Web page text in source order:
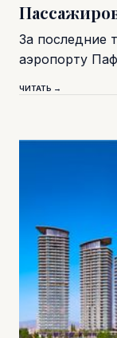
За последние
аэропорту
ЧИТАТЬ →